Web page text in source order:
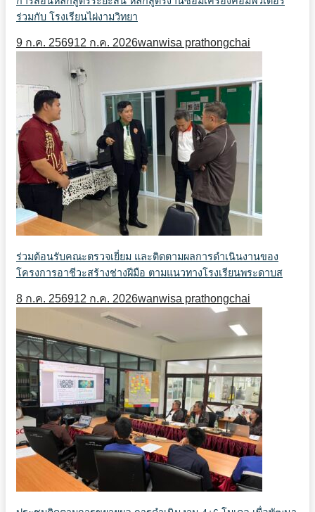
ร่วมกับ โรงเรียนไผ่งามวิทยา
9 ก.ค. 256912 ก.ค. 2026wanwisa prathongchai
ร่วมต้อนรับคณะตรวจเยี่ยม และติดตามผลการดำเนินงานของ
โครงการอาชีวะสร้างช่างฝีมือ ตามแนวทางโรงเรียนพระดาบส
8 ก.ค. 256912 ก.ค. 2026wanwisa prathongchai